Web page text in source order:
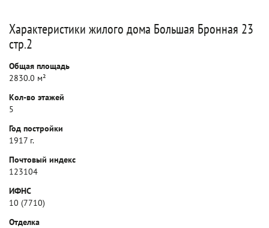
Характеристики жилого дома Большая Бронная 23
стр.2
Общая площадь
2830.0 м²
Кол-во этажей
5
Год постройки
1917 г.
Почтовый индекс
123104
ИФНС
10 (7710)
Отделка